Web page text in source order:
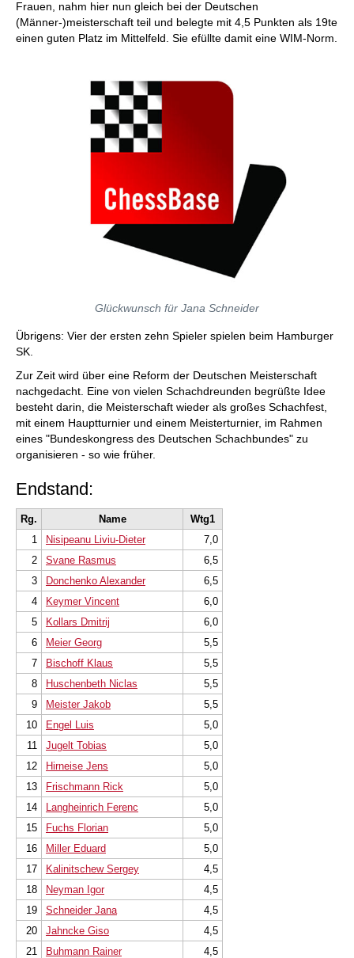
Frauen, nahm hier nun gleich bei der Deutschen
(Männer-)meisterschaft teil und belegte mit 4,5 Punkten als 19te
einen guten Platz im Mittelfeld. Sie efüllte damit eine WIM-Norm.
Glückwunsch für Jana Schneider
Übrigens: Vier der ersten zehn Spieler spielen beim Hamburger
SK.
Zur Zeit wird über eine Reform der Deutschen Meisterschaft
nachgedacht. Eine von vielen Schachdreunden begrüßte Idee
besteht darin, die Meisterschaft wieder als großes Schachfest,
mit einem Hauptturnier und einem Meisterturnier, im Rahmen
eines "Bundeskongress des Deutschen Schachbundes" zu
organisieren - so wie früher.
Endstand:
Rg. Name
Wtg1
1
Nisipeanu Liviu-Dieter
7,0
2
Svane Rasmus
6,5
3
Donchenko Alexander
6,5
4
Keymer Vincent
6,0
5
Kollars Dmitrij
6,0
6
Meier Georg
5,5
7
Bischoff Klaus
5,5
8
Huschenbeth Niclas
5,5
9
Meister Jakob
5,5
10
Engel Luis
5,0
11
Jugelt Tobias
5,0
12
Hirneise Jens
5,0
13
Frischmann Rick
5,0
14
Langheinrich Ferenc
5,0
15
Fuchs Florian
5,0
16
Miller Eduard
5,0
17
Kalinitschew Sergey
4,5
18
Neyman Igor
4,5
19
Schneider Jana
4,5
20
Jahncke Giso
4,5
21
Buhmann Rainer
4,5